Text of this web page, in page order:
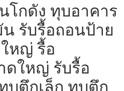
โกดัง ทุบอาคาร
รับรื้อถอนป้าย
หญ่ รื้อ
ดใหญ่ รับรื้อ
บตึกเล็ก ทุบตึก